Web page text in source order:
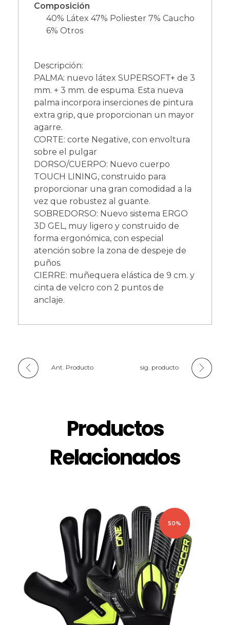
Composición
40% Látex 47% Poliester 7% Caucho
6% Otros
Descripción:
PALMA: nuevo látex SUPERSOFT+ de 3
mm. + 3 mm. de espuma. Esta nueva
palma incorpora inserciones de pintura
extra grip, que proporcionan un mayor
agarre.
CORTE: corte Negative, con envoltura
sobre el pulgar
DORSO/CUERPO: Nuevo cuerpo
TOUCH LINING, construido para
proporcionar una gran comodidad a la
vez que robustez al guante.
SOBREDORSO: Nuevo sistema ERGO
3D GEL, muy ligero y construido de
forma ergonómica, con especial
atención sobre la zona de despeje de
puños.
CIERRE: muñequera elástica de 9 cm. y
cinta de velcro con 2 puntos de
anclaje.
Ant. Producto sig. producto
Productos
Relacionados
50%